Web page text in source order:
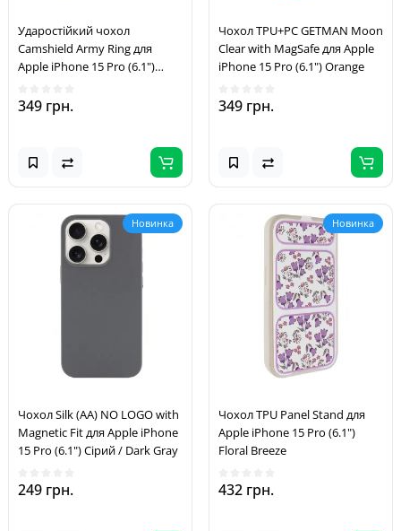
Ударостійкий чохол
Camshield Army Ring для
Apple iPhone 15 Pro (6.1")
349 грн.
Чохол TPU+PC GETMAN Moon
Clear with MagSafe для Apple
iPhone 15 Pro (6.1") Orange
349 грн.
Новинка
Чохол Silk (AA) NO LOGO with
Magnetic Fit для Apple iPhone
15 Pro (6.1") Сірий / Dark Gray
249 грн.
Новинка
Чохол TPU Panel Stand для
Apple iPhone 15 Pro (6.1")
Floral Breeze
432 грн.